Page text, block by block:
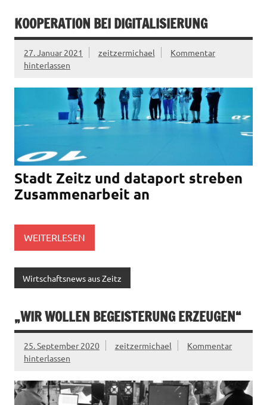
KOOPERATION BEI DIGITALISIERUNG
27. Januar 2021 zeitzermichael
Kommentar
hinterlassen
Stadt Zeitz und dataport streben
Zusammenarbeit an
WEITERLESEN
Wirtschaftsnews aus Zeitz
„WIR WOLLEN BEGEISTERUNG ERZEUGEN“
25. September 2020 zeitzermichael
Kommentar
hinterlassen